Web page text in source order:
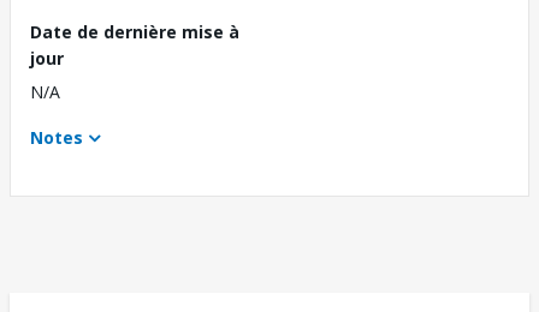
Date de dernière mise à
jour
N/A
Notes